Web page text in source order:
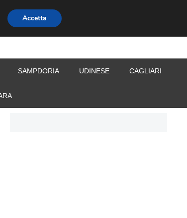
SAMPDORIA UDINESE CAGLIARI
Accetta